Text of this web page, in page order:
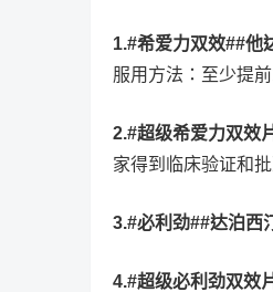
1.#希爱力双效##他
服用方法：至少提
2.#超级希爱力双效
家得到临床验证和
3.#必利劲##达泊西
4.#超级必利劲双效